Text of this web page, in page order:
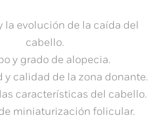
la evolución de la caída del
cabello.
y grado de alopecia.
y calidad de la zona donante.
características del cabello.
miniaturización folicular.